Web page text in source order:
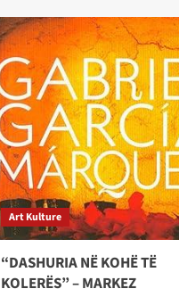
Art Kulture
“DASHURIA NË KOHË TË
KOLERËS” – MARKEZ